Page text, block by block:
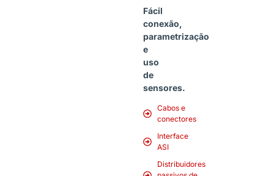
Fácil
conexão,
parametrização
e
uso
de
sensores.
Cabos e
conectores
Interface
ASI
Distribuidores